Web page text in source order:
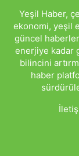
Yeşil Haber,
ekonomi, yeşil
güncel
enerjiye kadar
bilincini
haber